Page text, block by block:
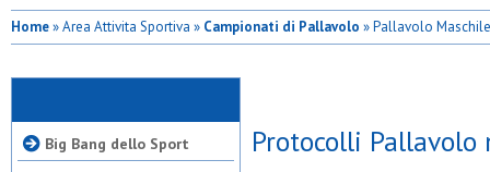
Home» Area Attivita Sportiva » Campionati di Pallavolo » Pallavolo
Big Bang dello Sport
Protocolli Pallavolo